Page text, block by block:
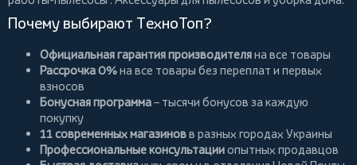
Почему выбирают ТехноТоп?
Официальная гарантия производителяна все товары
Рассрочка 0%на все товары без переплат и первых
взносов
Бонусная программа– тысячи бонусов за каждую
покупку
11 современных магазиновв разных городах Украины
Профессиональные консультацииопытных продавцов